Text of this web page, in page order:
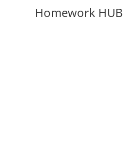
Homework HUB